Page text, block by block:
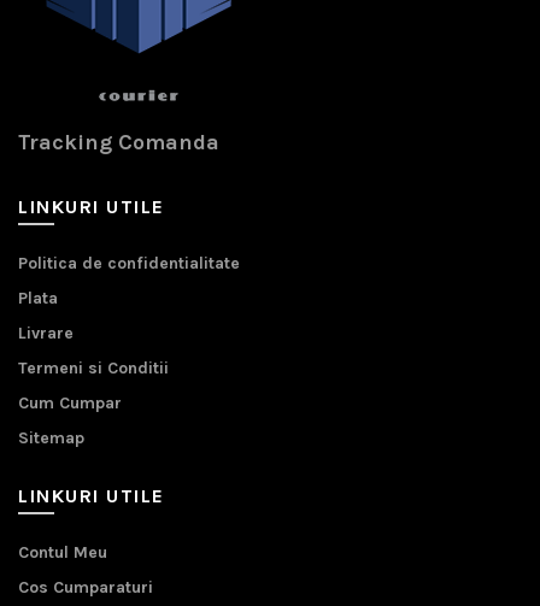
Tracking Comanda
LINKURI UTILE
Politica de confidentialitate
Plata
Livrare
Termeni si Conditii
Cum Cumpar
Sitemap
LINKURI UTILE
Contul Meu
Cos Cumparaturi